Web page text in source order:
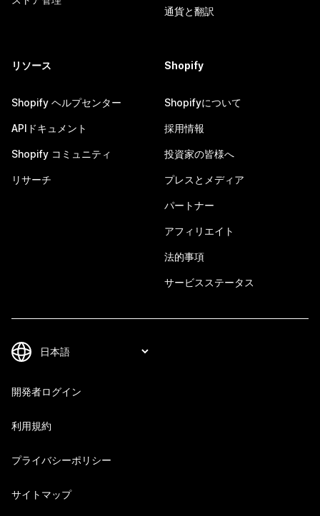
通貨と翻訳
リソース
Shopify ヘルプセンター
APIドキュメント
Shopify コミュニティ
リサーチ
Shopify
Shopifyについて
採用情報
投資家の皆様へ
プレスとメディア
パートナー
アフィリエイト
法的事項
サービスステータス
開発者ログイン
利用規約
プライバシーポリシー
サイトマップ